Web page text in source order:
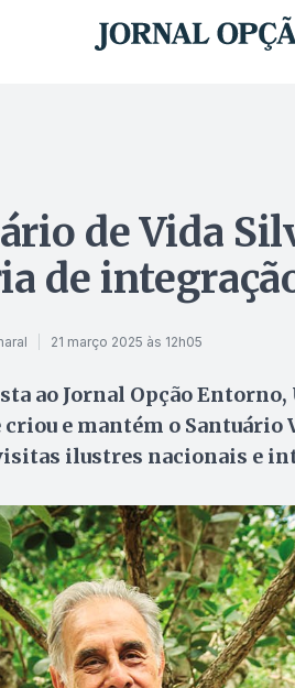
de Vida
de
21 março 2025 às 12h05
ao Jornal Opção Entorno,
e mantém o Santuário
ilustres nacionais e